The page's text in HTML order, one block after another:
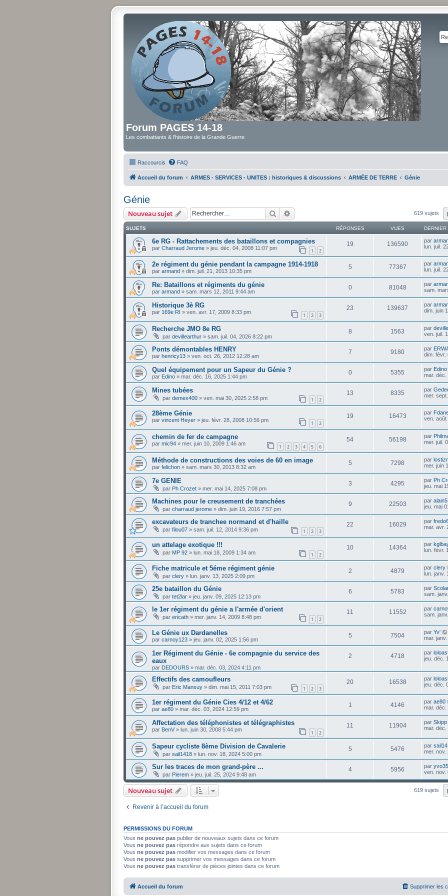
Forum PAGES 14-18
Les combattants & l'histoire de la Grande Guerre
Raccourcis FAQ
Accueil du forum ARMES - SERVICES - UNITES : historiques & discussions ARMÉE DE TERRE Génie
Génie
Nouveau sujet Rechercher 619 sujets
SUJETS RÉPONSES VUES
6e RG - Rattachements des bataillons et compagnies
par Charraud Jerome » jeu. déc. 04, 2008 11:07 pm 1 2
19 136590 par
lun. juil.
2e régiment du génie pendant la campagne 1914-1918
par armand » dim. juil. 21, 2013 10:35 pm
5 77367 par
lun. juil.
Re: Bataillons et régiments du génie
par armand » sam. mars 12, 2011 9:44 am
0 81048 par
sam.
Historique 3è RG
par 169e RI » ven. avr. 17, 2009 8:33 pm 1 2 3
23 139637 par
dim. juin
Recherche JMO 8e RG
par devillearthur » sam. juil. 04, 2026 8:22 pm
8 1563 par
ven. juil.
Ponts démontables HENRY
par henricy13 » ven. oct. 26, 2012 12:28 am
7 9180 par
dim. févr.
Quel équipement pour un Sapeur du Génie ?
par Edino » mar. déc. 16, 2025 1:44 pm
0 5355 par Edino
mar. déc.
Mines tubées
par demex400 » ven. mai 30, 2025 2:58 pm 1 2
13 8335 par
mer.
28ème Génie
par vincent Heyer » jeu. févr. 28, 2008 10:56 pm 1 2
19 16473 par
ven. août
chemin de fer de campagne
par mic94 » mer. juin 10, 2009 1:46 am 1 2 3 4 5 6
54 56198 par
mer. juil.
Méthode de constructions des voies de 60 en image
par felichon » sam. mars 30, 2013 8:32 am
5 7298 par
mer. juin
7e GENIE
par Ph Crozet » mer. mai 14, 2025 7:08 pm
3 4295 par Ph
jeu. mai
Machines pour le creusement de tranchées
par charraud jerome » dim. juin 19, 2016 7:57 pm
9 22503 par
jeu. mai
excavateurs de tranchee normand et d'haille
par filou07 » sam. juil. 12, 2014 9:36 pm 1 2 3
22 16029 par
mar. avr.
un attelage exotique !!!
par MP 92 » lun. mai 18, 2009 1:34 am 1 2
10 14364 par
lun. févr.
Fiche matricule et 5éme régiment génie
par clery » lun. janv. 13, 2025 2:09 pm
2 4879 par clery
lun. janv.
25e bataillon du Génie
par tet2lar » jeu. janv. 09, 2025 12:13 pm
6 5783 par
sam.
le 1er régiment du génie a l'armée d'orient
par ericath » mer. janv. 14, 2009 8:48 pm 1 2
11 11552 par
sam.
Le Génie ux Dardanelles
par carnoy123 » jeu. janv. 02, 2025 1:56 pm
5 7504 par Yv'
mar.
1er Régiment du Génie - 6e compagnie du service des
eaux
par DEDOURS » mar. déc. 03, 2024 4:11 pm
2 4718 par
jeu. déc.
Effectifs des camoufleurs
par Eric Mansuy » dim. mai 15, 2011 7:03 pm 1 2 3
20 16538 par
jeu. déc.
1er régiment du Génie Cies 4/12 et 4/62
par ae80 » mar. déc. 03, 2024 12:59 pm
1 4146 par ae80
mar. déc.
Affectation des téléphonistes et télégraphistes
par BenV » lun. juin 30, 2008 5:44 pm 1 2
11 11904 par Skipp
mar. déc.
Sapeur cycliste 8ème Division de Cavalerie
par sail1418 » lun. nov. 18, 2024 5:00 pm
5 5476 par
mer. nov.
Sur les traces de mon grand-père ...
par Pierem » jeu. juil. 25, 2024 9:48 am
4 5956 par yvo35
ven. nov.
Nouveau sujet 619 sujets
Revenir à l’accueil du forum
PERMISSIONS DU FORUM
Vous ne pouvez pas publier de nouveaux sujets dans ce forum
Vous ne pouvez pas répondre aux sujets dans ce forum
Vous ne pouvez pas modifier vos messages dans ce forum
Vous ne pouvez pas supprimer vos messages dans ce forum
Vous ne pouvez pas transférer de pièces jointes dans ce forum
Accueil du forum Supprimer les